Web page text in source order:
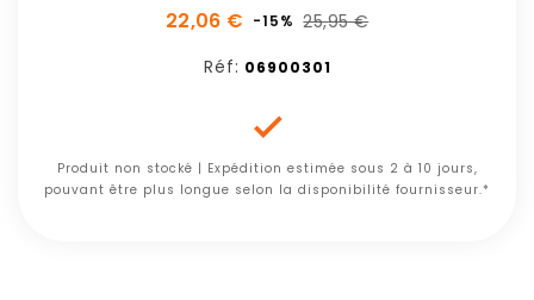
22,06 € -15% 25,95 €
Réf: 06900301

Produit non stocké | Expédition estimée sous 2 à 10 jours,
pouvant être plus longue selon la disponibilité fournisseur.*